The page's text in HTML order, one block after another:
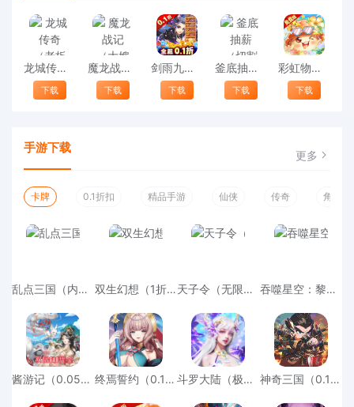
龙城传奇（老板服）
下载
魔龙战记（大嫂送宠亿刀爆）
下载
剑雨九天（0.1折梦幻刷宠）最新
下载
釜底抽薪（切割亿万送真充）
下载
彩虹物语（0.1折免费版）正版
下载
手游下载 更多
卡牌 0.1折扣 精品手游 仙侠 传奇 角色扮
乱点三国（内置0.1折）变态版游戏 双生幻想（1折免费版）变态版中文版 天子令（无限打金版）变态版官方下载 吞噬星空：黎明（0.1折）变态版安卓版
酱游记（0.05折免费版）手游 终焉誓约（0.1折天天送648）安卓版 斗罗大陆（极速打金版）手游 神奇三国（0.1折每日送6480）官方版